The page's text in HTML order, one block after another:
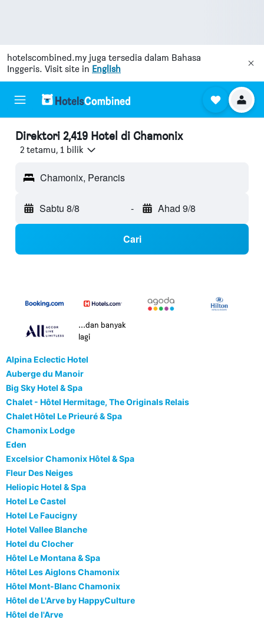
hotelscombined.my juga tersedia dalam Bahasa
Inggeris. Visit site in English
Direktori 2,419 Hotel di Chamonix
2 tetamu, 1 bilik
Chamonix, Perancis
Sabtu 8/8 - Ahad 9/8
Cari
...dan banyak
lagi
Alpina Eclectic Hotel
Auberge du Manoir
Big Sky Hotel & Spa
Chalet - Hôtel Hermitage, The Originals Relais
Chalet Hôtel Le Prieuré & Spa
Chamonix Lodge
Eden
Excelsior Chamonix Hôtel & Spa
Fleur Des Neiges
Heliopic Hotel & Spa
Hotel Le Castel
Hotel Le Faucigny
Hotel Vallee Blanche
Hotel du Clocher
Hôtel Le Montana & Spa
Hôtel Les Aiglons Chamonix
Hôtel Mont-Blanc Chamonix
Hôtel de L'Arve by HappyCulture
Hôtel de l'Arve